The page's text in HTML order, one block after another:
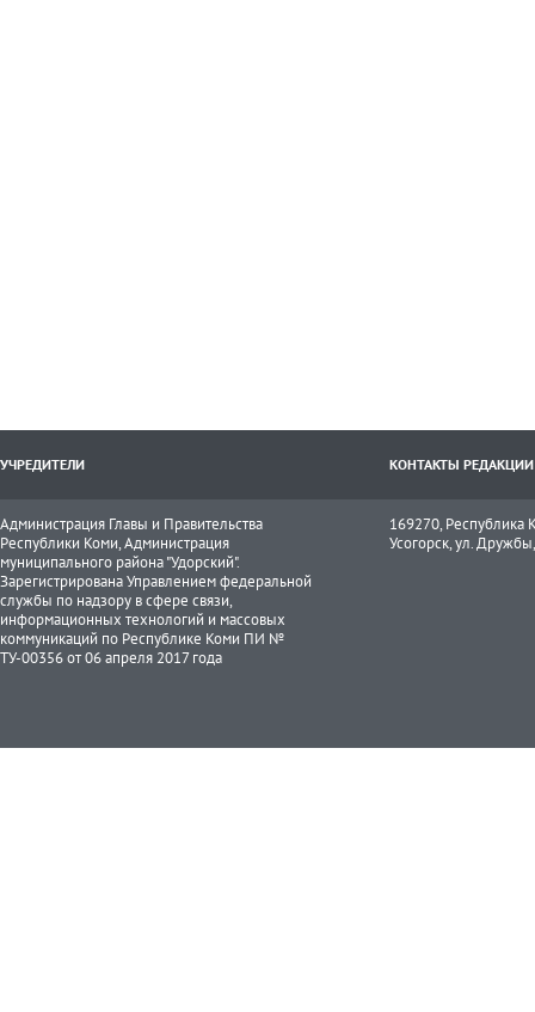
УЧРЕДИТЕЛИ КОНТАКТЫ РЕДАКЦИИ
Администрация Главы и Правительства
Республики Коми, Администрация
муниципального района "Удорский".
Зарегистрирована Управлением федеральной
службы по надзору в сфере связи,
информационных технологий и массовых
коммуникаций по Республике Коми ПИ №
ТУ-00356 от 06 апреля 2017 года
169270, Республика
Усогорск, ул.